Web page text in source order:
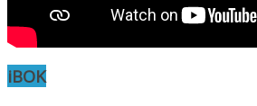
iBOK